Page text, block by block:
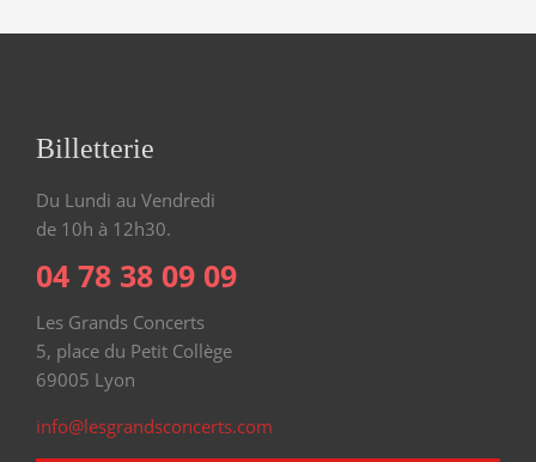
Billetterie
Du Lundi au Vendredi
de 10h à 12h30.
04 78 38 09 09
Les Grands Concerts
5, place du Petit Collège
69005 Lyon
info@lesgrandsconcerts.com